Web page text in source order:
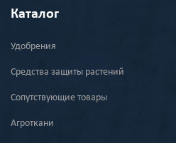
Каталог
Удобрения
Средства защиты растений
Сопутствующие товары
Агроткани